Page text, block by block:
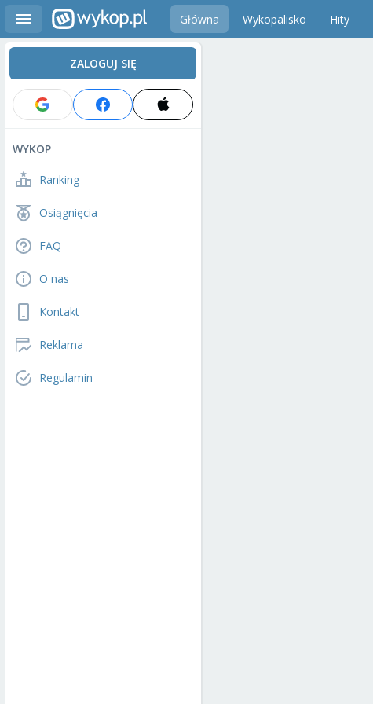
Główna Wykopalisko Hity
ZALOGUJ SIĘ
WYKOP
Ranking
Osiągnięcia
FAQ
O nas
Kontakt
Reklama
Regulamin